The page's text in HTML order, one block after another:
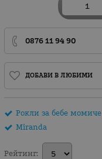
0876 11 94 90
ДОБАВИ В ЛЮБИМИ
Рокли за бебе момиче
Miranda
Рейтинг: